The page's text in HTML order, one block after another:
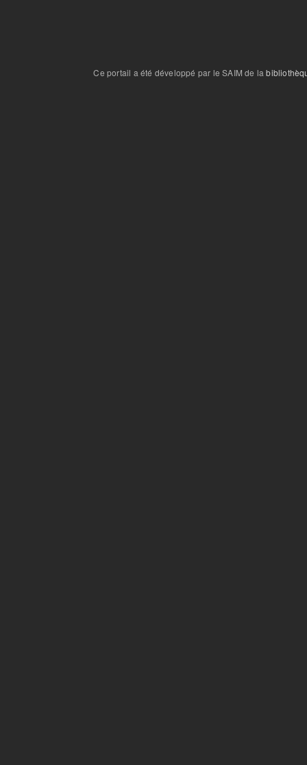
Ce portail a été développé par le SAIM de la